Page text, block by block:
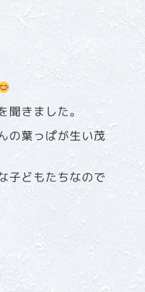
きました。
の葉っぱが生い茂
子どもたちなので